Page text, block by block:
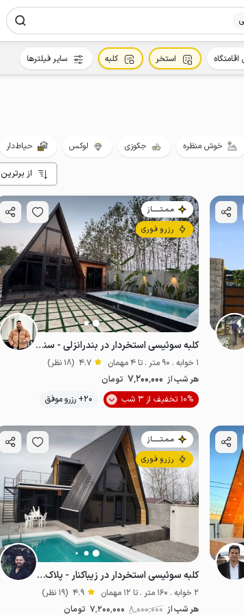
خوش منظره جکوزی لوکس حیاط‌دار
از برترین
لوکس و مجلل
مـمـتــــــاز
رزرو فوری
کلبه سوئیسی استخردار در بندرانزلی - سنگاچین
1 خوابه . 90 متر . تا 4 مهمان 4.7 (18 نظر)
هر شب از 7٬200٬000 تومان
10% تخفیف از 3 شب
20+ رزرو موفق
مـمـتــــــاز
رزرو فوری
کلبه سوئیسی استخردار در زیباکنار - پلاک اول
2 خوابه . 160 متر . تا 12 مهمان 4.9 (19 نظر)
هر شب از 8٬000٬000 7٬200٬000 تومان
استخر کلبه سایر فیلترها